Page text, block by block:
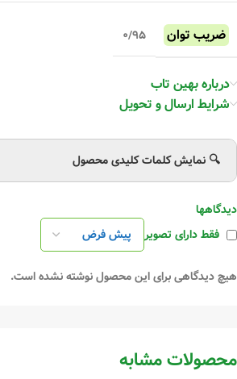
ضریب توان ۰/۹۵
شار نوری اسمی ۴۵۰۰Lm
بهره نوری LM/WATT ۱۳۰-۱۵۰
جایگزین لامپ ۱۲۵ وات بخار سدیم
درباره بهین تاب
شرایط ارسال و تحویل
🔍 نمایش کلمات کلیدی محصول
دیدگاهها
فقط دارای تصویر
هیچ دیدگاهی برای این محصول نوشته نشده است.
محصولات مشابه